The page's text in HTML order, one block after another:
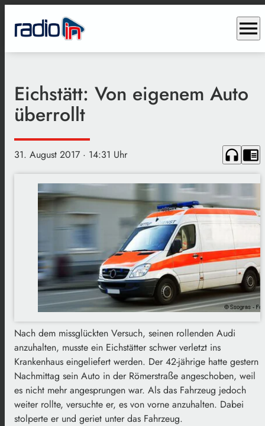
menu
Eichstätt: Von eigenem Auto
überrollt
31. August 2017 · 14:31 Uhr headphones chrome_reader_mode
Nach dem missglückten Versuch, seinen rollenden Audi
anzuhalten, musste ein Eichstätter schwer verletzt ins
Krankenhaus eingeliefert werden. Der 42-jährige hatte gestern
Nachmittag sein Auto in der Römerstraße angeschoben, weil
es nicht mehr angesprungen war. Als das Fahrzeug jedoch
weiter rollte, versuchte er, es von vorne anzuhalten. Dabei
stolperte er und geriet unter das Fahrzeug.